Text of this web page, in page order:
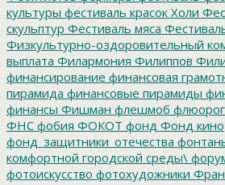
культуры фестиваль красок Холи
скульптур Фестиваль мяса
Физкультурно-оздоровительный
выплата Филармония Филиппов
финансирование финансовая
пирамида финансовые пирамиды
финансы Фишман флешмоб
ФНС фобия ФОКОТ фонд Фонд кино
фонд_защитники_отечества
комфортной городской среды\
фотоискусство фотохудожники